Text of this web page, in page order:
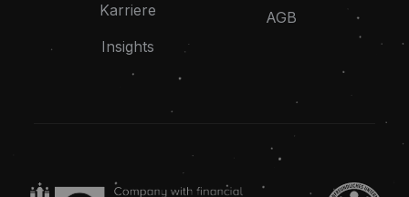
Karriere
Insights
AGB